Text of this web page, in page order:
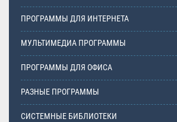
ПРОГРАММЫ ДЛЯ ИНТЕРНЕТА
МУЛЬТИМЕДИА ПРОГРАММЫ
ПРОГРАММЫ ДЛЯ ОФИСА
РАЗНЫЕ ПРОГРАММЫ
СИСТЕМНЫЕ БИБЛИОТЕКИ